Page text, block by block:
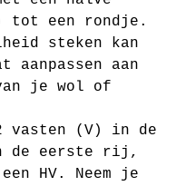
tot een rondje.
steken kan
aanpassen aan
je wol of
vasten (V) in de
de eerste rij,
HV. Neem je